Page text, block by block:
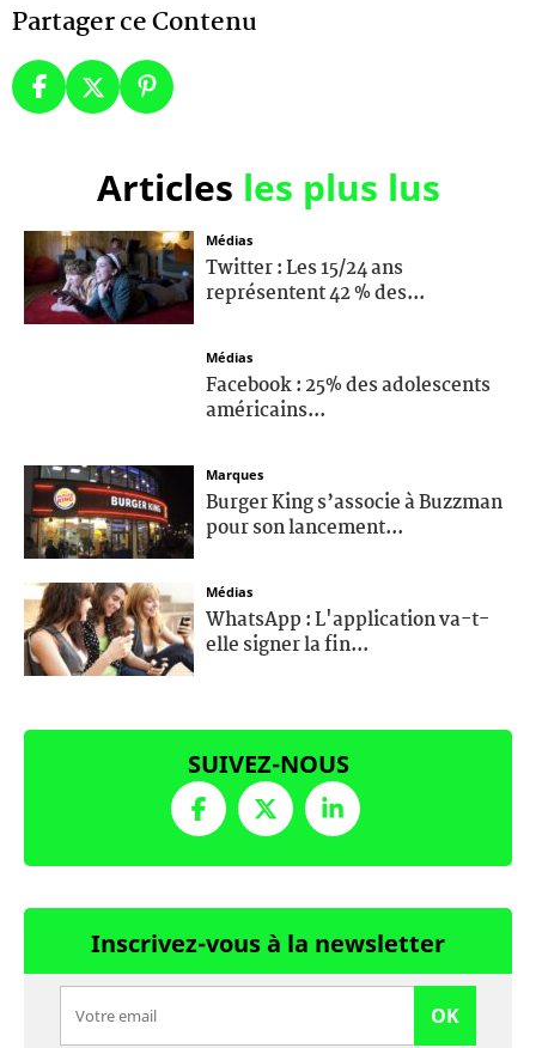
Partager ce Contenu
Articles les plus lus
Médias
Twitter : Les 15/24 ans
représentent 42 % des...
Médias
Facebook : 25% des adolescents
américains...
Marques
Burger King s’associe à Buzzman
pour son lancement...
Médias
WhatsApp : L'application va-t-
elle signer la fin...
SUIVEZ-NOUS
Inscrivez-vous à la newsletter
OK